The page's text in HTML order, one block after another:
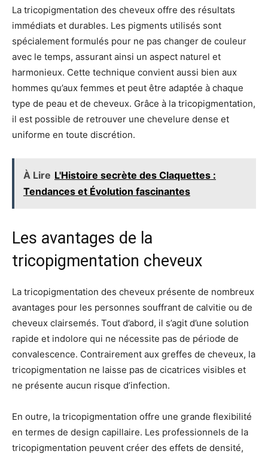
La tricopigmentation des cheveux offre des résultats
immédiats et durables. Les pigments utilisés sont
spécialement formulés pour ne pas changer de couleur
avec le temps, assurant ainsi un aspect naturel et
harmonieux. Cette technique convient aussi bien aux
hommes qu’aux femmes et peut être adaptée à chaque
type de peau et de cheveux. Grâce à la tricopigmentation,
il est possible de retrouver une chevelure dense et
uniforme en toute discrétion.
À Lire L'Histoire secrète des Claquettes :
Tendances et Évolution fascinantes
Les avantages de la
tricopigmentation cheveux
La tricopigmentation des cheveux présente de nombreux
avantages pour les personnes souffrant de calvitie ou de
cheveux clairsemés. Tout d’abord, il s’agit d’une solution
rapide et indolore qui ne nécessite pas de période de
convalescence. Contrairement aux greffes de cheveux, la
tricopigmentation ne laisse pas de cicatrices visibles et
ne présente aucun risque d’infection.
En outre, la tricopigmentation offre une grande flexibilité
en termes de design capillaire. Les professionnels de la
tricopigmentation peuvent créer des effets de densité,